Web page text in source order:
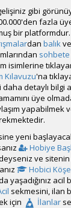
gibi
fazla
bir
dan balıkve
sohbete
isimlerine
Kılavuzu'na
daha detaylı
üye
yapabilmek
yeni
Hobiye
ve
Hobici
yaşadığınız
sekmesini, ilan
için
İlanlar